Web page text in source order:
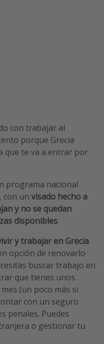
destinos
con trabajar al
porque Grecia
que te va a entrar por
programa nacional
con un visado hecho a
y no se quedan
disponibles.
y trabajar en Grecia
opción de renovarlo
buscar trabajo en
que tienes unos
(un poco más si
con un seguro
penales. Puedes
o gestionar tu